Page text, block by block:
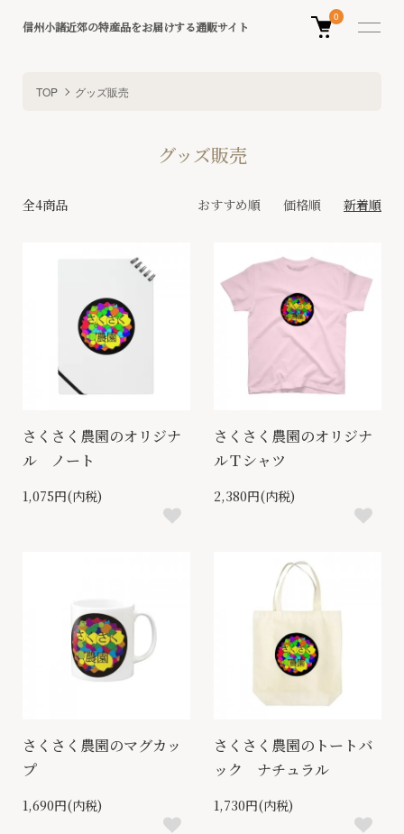
信州小諸近郊の特産品をお届けする通販サイト
0
TOP グッズ販売
グッズ販売
全4商品 おすすめ順 価格順 新着順
さくさく農園のオリジナ
ル ノート
1,075円(内税)
さくさく農園のオリジナ
ルＴシャツ
2,380円(内税)
さくさく農園のマグカッ
プ
1,690円(内税)
さくさく農園のトートバ
ック ナチュラル
1,730円(内税)